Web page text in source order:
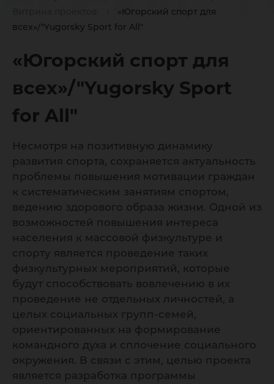
«Югорский спорт для
всех»/"Yugorsky Sport for All"
Sport
«Югорский спорт для
всех»/"Yugorsky Sport
for All"
Несмотря на позитивную динамику
развития спорта, сохраняется актуальность
проблемы повышения мотивации граждан
к систематическим занятиям спортом,
ведению здорового образа жизни. Одной из
возможностей повышения интереса
населения к массовой физкультуре и
спорту является проведение таких
физкультурных мероприятий, которые
будут способствовать вовлечению в их
проведение не отдельных личностей, а
целых социальных групп-семей,
ориентированных на формирование
командного духа и сплочение социального
окружения. В связи с этим, целью проекта
является разработка программы